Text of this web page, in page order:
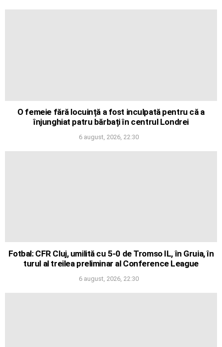
O femeie fără locuință a fost inculpată pentru că a
înjunghiat patru bărbați în centrul Londrei
6 august, 2026, 22:30
Fotbal: CFR Cluj, umilită cu 5-0 de Tromso IL, în Gruia, în
turul al treilea preliminar al Conference League
6 august, 2026, 22:30